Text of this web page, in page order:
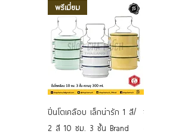
and reassure your customers that they
can buy with confidence.
food-grade ผ่านกรรมวิธีอบ ด้วยความ
ร้อนสูง มากกว่า 600 องศา
ผิวเป็นเหมือนเคลือบแก้วบนพื้นผิวอีกที ซึ่งมี
คุณสมบัติ ทนต่อกรดด่าง การต้มเป็นเวลา
นานๆได้ดี แต่ต้องมีอาหารหรือของเหลวใน
ภาชนะนั้นๆ ดีต่อสุขภาพร่างกายไม่เป็น
อันตราย
Pots,pans,Tiffin made of materials, such
พรีเมี่ยม
ปิ่นโตเคลือบ เล็กน่ารัก 1 สี/
2 สี 10 ซม. 3 ชั้น Brand
ชามเคลือบ